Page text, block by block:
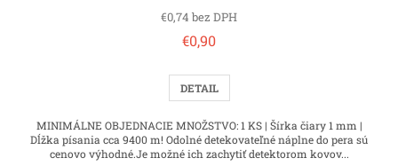
€0,74 bez DPH
€0,90
DETAIL
MINIMÁLNE OBJEDNACIE MNOŽSTVO: 1 KS | Šírka čiary 1 mm |
Dĺžka písania cca 9400 m! Odolné detekovateľné náplne do pera sú
cenovo výhodné.Je možné ich zachytiť detektorom kovov...